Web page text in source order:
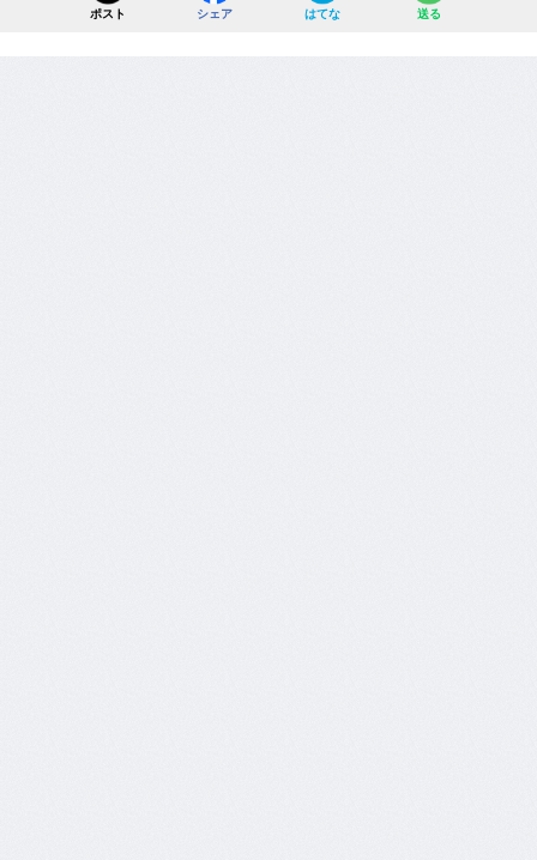
ポスト シェア はてな 送る